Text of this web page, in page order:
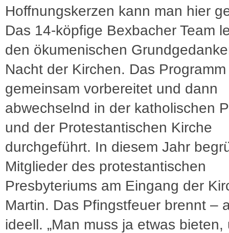
Hoffnungskerzen kann man hier
Das 14-köpfige Bexbacher Team
den ökumenischen
Nacht der Kirchen. Das
gemeinsam vorbereitet und dann
abwechselnd in der katholischen
und der Protestantischen Kirche
durchgeführt. In diesem Jahr
Mitglieder des protestantischen
Presbyteriums am Eingang der
Martin. Das Pfingstfeuer brennt –
ideell. „Man muss ja etwas bieten,